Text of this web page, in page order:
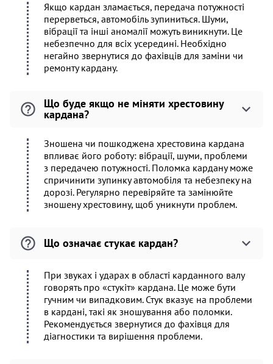
Якщо кардан зламається, передача потужності
перерветься, автомобіль зупиниться. Шуми,
вібрації та інші аномалії можуть виникнути. Це
небезпечно для всіх усередині. Необхідно
негайно звернутися до фахівців для заміни чи
ремонту кардану.
Що буде якщо не міняти хрестовину
кардана?
Зношена чи пошкоджена хрестовина кардана
впливає його роботу: вібрації, шуми, проблеми
з передачею потужності. Поломка кардану може
спричинити зупинку автомобіля та небезпеку на
дорозі. Регулярно перевіряйте та замінюйте
зношену хрестовину, щоб уникнути проблем.
Що означає стукає кардан?
При звуках і ударах в області карданного валу
говорять про «стукіт» кардана. Це може бути
гучним чи випадковим. Стук вказує на проблеми
в кардані, такі як зношування або поломки.
Рекомендується звернутися до фахівця для
діагностики та вирішення проблеми.